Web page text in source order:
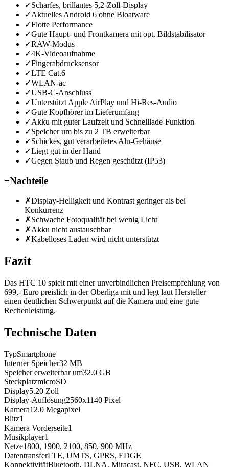
✓Scharfes, brillantes 5,2-Zoll-Display
✓Aktuelles Android 6 ohne Bloatware
✓Flotte Performance
✓Gute Haupt- und Frontkamera mit opt. Bildstabilisator
✓RAW-Modus
✓4K-Videoaufnahme
✓Fingerabdrucksensor
✓LTE Cat.6
✓WLAN-ac
✓USB-C-Anschluss
✓Unterstützt Apple AirPlay und Hi-Res-Audio
✓Gute Kopfhörer im Lieferumfang
✓Akku mit guter Laufzeit und Schnelllade-Funktion
✓Speicher um bis zu 2 TB erweiterbar
✓Schickes, gut verarbeitetes Alu-Gehäuse
✓Liegt gut in der Hand
✓Gegen Staub und Regen geschützt (IP53)
−Nachteile
✗Display-Helligkeit und Kontrast geringer als bei
Konkurrenz
✗Schwache Fotoqualität bei wenig Licht
✗Akku nicht austauschbar
✗Kabelloses Laden wird nicht unterstützt
Fazit
Das HTC 10 spielt mit einer unverbindlichen Preisempfehlung von
699,- Euro preislich in der Oberliga mit und legt laut Hersteller
einen deutlichen Schwerpunkt auf die Kamera und eine gute
Rechenleistung.
Technische Daten
TypSmartphone
Interner Speicher32 MB
Speicher erweiterbar um32.0 GB
SteckplatzmicroSD
Display5.20 Zoll
Display-Auflösung2560x1140 Pixel
Kamera12.0 Megapixel
Blitz1
Kamera Vorderseite1
Musikplayer1
Netze1800, 1900, 2100, 850, 900 MHz
DatentransferLTE, UMTS, GPRS, EDGE
KonnektivitätBluetooth, DLNA, Miracast, NFC, USB, WLAN